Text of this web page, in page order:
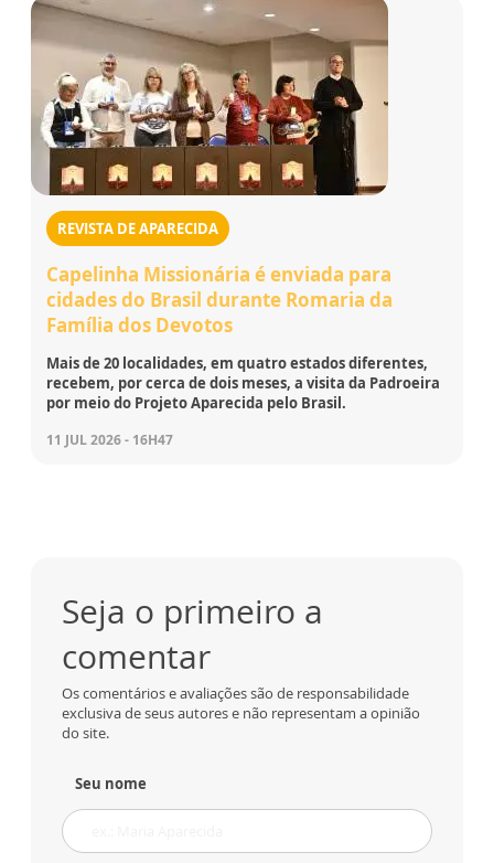
REVISTA DE APARECIDA
Capelinha Missionária é enviada para
cidades do Brasil durante Romaria da
Família dos Devotos
Mais de 20 localidades, em quatro estados diferentes,
recebem, por cerca de dois meses, a visita da Padroeira
por meio do Projeto Aparecida pelo Brasil.
11 JUL 2026 - 16H47
Seja o primeiro a
comentar
Os comentários e avaliações são de responsabilidade
exclusiva de seus autores e não representam a opinião
do site.
Seu nome